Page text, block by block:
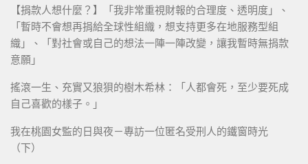
【捐款人想什麼？】「我非常重視財報的合理度、透明度」、
「暫時不會想再捐給全球性組織，想支持更多在地服務型組
織」、「對社會或自己的想法一陣一陣改變，讓我暫時無捐款
意願」
搖滾一生、充實又狼狽的樹木希林：「人都會死，至少要死成
自己喜歡的樣子。」
我在桃園女監的日與夜－專訪一位匿名受刑人的鐵窗時光
（下）